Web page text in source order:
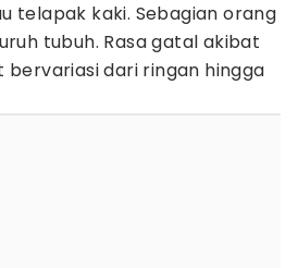
telapak kaki. Sebagian orang
tubuh. Rasa gatal akibat
dari ringan hingga